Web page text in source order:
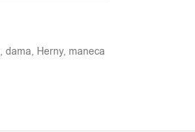
, dama, Herny, maneca